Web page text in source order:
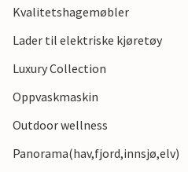
nasjonalpark på fascinerende
som Middelburg og Veere
perfekte utgangspunktet for en
Kvalitetshagemøbler
Lader til elektriske kjøretøy
Luxury Collection
Oppvaskmaskin
Outdoor wellness
Panorama(hav,fjord,innsjø,elv)